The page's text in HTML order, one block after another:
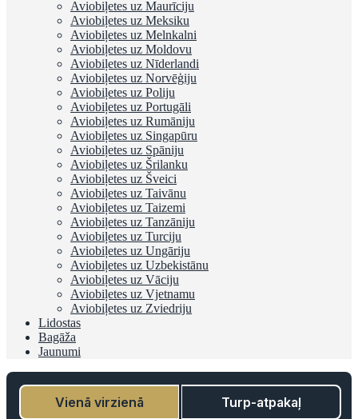
Aviobiļetes uz Maurīciju
Aviobiļetes uz Meksiku
Aviobiļetes uz Melnkalni
Aviobiļetes uz Moldovu
Aviobiļetes uz Nīderlandi
Aviobiļetes uz Norvēģiju
Aviobiļetes uz Poliju
Aviobiļetes uz Portugāli
Aviobiļetes uz Rumāniju
Aviobiļetes uz Singapūru
Aviobiļetes uz Spāniju
Aviobiļetes uz Šrilanku
Aviobiļetes uz Šveici
Aviobiļetes uz Taivānu
Aviobiļetes uz Taizemi
Aviobiļetes uz Tanzāniju
Aviobiļetes uz Turciju
Aviobiļetes uz Ungāriju
Aviobiļetes uz Uzbekistānu
Aviobiļetes uz Vāciju
Aviobiļetes uz Vjetnamu
Aviobiļetes uz Zviedriju
Lidostas
Bagāža
Jaunumi
Vienā virzienā Turp-atpakaļ